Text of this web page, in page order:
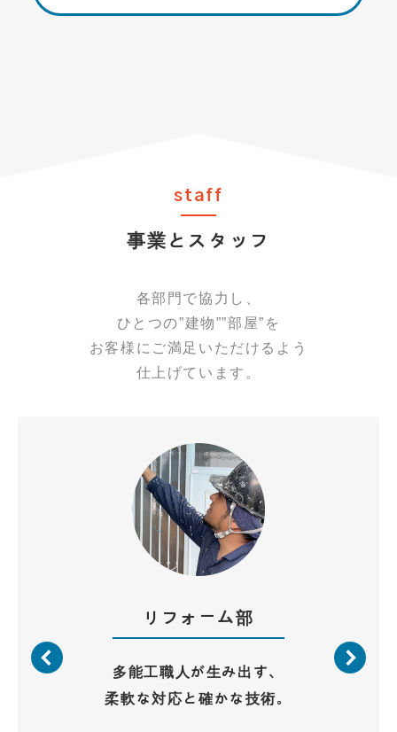
staff
事業とスタッフ
各部門で協力し、
ひとつの”建物””部屋”を
お客様にご満足いただけるよう
仕上げています。
リフォーム部
多能工職人が生み出す、
柔軟な対応と確かな技術。